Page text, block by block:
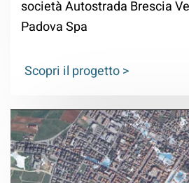
società Autostrada Brescia
Padova Spa
Scopri il progetto >